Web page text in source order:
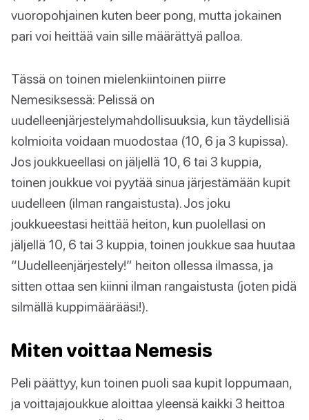
vuoropohjainen kuten beer pong, mutta jokainen
pari voi heittää vain sille määrättyä palloa.
Tässä on toinen mielenkiintoinen piirre
Nemesiksessä: Pelissä on
uudelleenjärjestelymahdollisuuksia, kun täydellisiä
kolmioita voidaan muodostaa (10, 6 ja 3 kupissa).
Jos joukkueellasi on jäljellä 10, 6 tai 3 kuppia,
toinen joukkue voi pyytää sinua järjestämään kupit
uudelleen (ilman rangaistusta). Jos joku
joukkueestasi heittää heiton, kun puolellasi on
jäljellä 10, 6 tai 3 kuppia, toinen joukkue saa huutaa
“Uudelleenjärjestely!” heiton ollessa ilmassa, ja
sitten ottaa sen kiinni ilman rangaistusta (joten pidä
silmällä kuppimäärääsi!).
Miten voittaa Nemesis
Peli päättyy, kun toinen puoli saa kupit loppumaan,
ja voittajajoukkue aloittaa yleensä kaikki 3 heittoa